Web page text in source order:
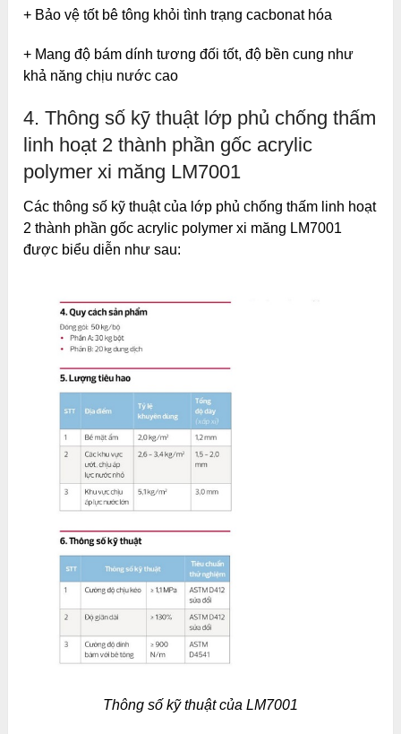
+ Bảo vệ tốt bê tông khỏi tình trạng cacbonat hóa
+ Mang độ bám dính tương đối tốt, độ bền cung như
khả năng chịu nước cao
4. Thông số kỹ thuật lớp phủ chống thấm
linh hoạt 2 thành phần gốc acrylic
polymer xi măng LM7001
Các thông số kỹ thuật của lớp phủ chống thấm linh hoạt
2 thành phần gốc acrylic polymer xi măng LM7001
được biểu diễn như sau:
Thông số kỹ thuật của LM7001